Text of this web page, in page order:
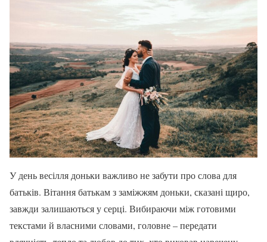
У день весілля доньки важливо не забути про слова для
батьків. Вітання батькам з заміжжям доньки, сказані щиро,
завжди залишаються у серці. Вибираючи між готовими
текстами й власними словами, головне – передати